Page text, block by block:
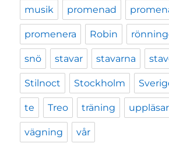
musik promenad
promenera Robin
snö stavar stavarna
Stilnoct Stockholm
te Treo träning
vägning vår